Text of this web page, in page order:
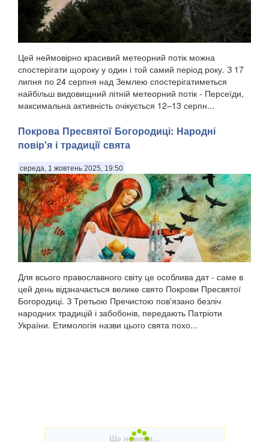
Цей неймовірно красивий метеорний потік можна
спостерігати щороку у один і той самий період року. З 17
липня по 24 серпня над Землею спостерігатиметься
найбільш видовищний літній метеорний потік - Персеїди,
максимальна активність очікується 12–13 серпн...
Покрова Пресвятої Богородиці: Народні
повір'я і традиції свята
середа, 1 жовтень 2025, 19:50
Для всього православного світу це особлива дат - саме в
цей день відзначається велике свято Покрови Пресвятої
Богородиці. З Третьою Пречистою пов'язано безліч
народних традицій і забобонів, передають Патріоти
України. Етимологія назви цього свята похо...